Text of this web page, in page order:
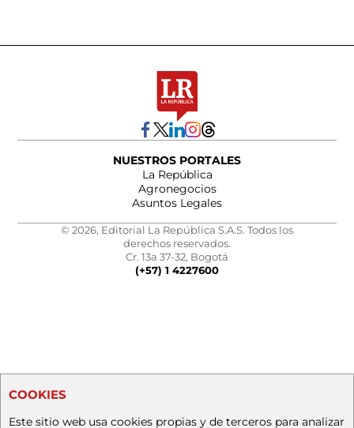
NUESTROS PORTALES
La República
Agronegocios
Asuntos Legales
© 2026, Editorial La República S.A.S. Todos los
derechos reservados.
Cr. 13a 37-32, Bogotá
(+57) 1 4227600
COOKIES
Este sitio web usa cookies propias y de terceros para analizar